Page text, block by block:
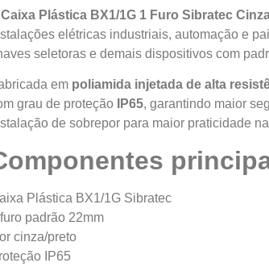
Caixa Plástica BX1/1G 1 Furo Sibratec
elétricas industriais, automação e
seletoras e demais dispositivos com
em poliamida injetada de alta
grau de proteção
IP65, garantindo maior
de sobrepor para maior praticidade
Plástica BX1/1G Sibratec
padrão 22mm
cinza/preto
IP65